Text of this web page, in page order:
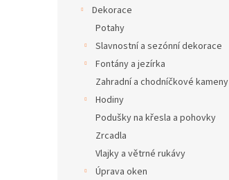
Dekorace
Potahy
Slavnostní a sezónní dekorace
Fontány a jezírka
Zahradní a chodníčkové kameny
Hodiny
Podušky na křesla a pohovky
Zrcadla
Vlajky a větrné rukávy
Úprava oken